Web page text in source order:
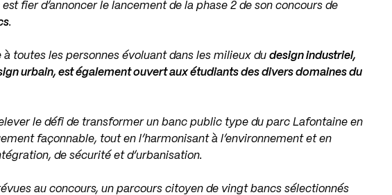
est fier d’annoncer le lancement de la phase 2 de son concours de
.
à toutes les personnes évoluant dans les milieux dudesign industriel,
urbain, est également ouvert aux étudiants des divers domaines du
le défi de transformer un banc public type du parc Lafontaine en
façonnable, tout en l’harmonisant à l’environnement et en
de sécurité et d’urbanisation.
au concours, un parcours citoyen de vingt bancs sélectionnés